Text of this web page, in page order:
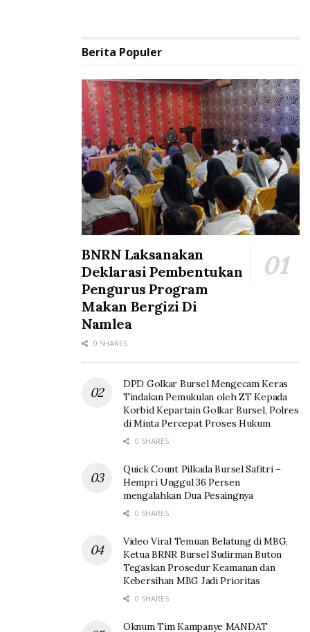
Berita Populer
BNRN Laksanakan
Deklarasi Pembentukan
Pengurus Program
Makan Bergizi Di
Namlea
0 SHARES
DPD Golkar Bursel Mengecam Keras
Tindakan Pemukulan oleh ZT Kepada
Korbid Kepartain Golkar Bursel, Polres
di Minta Percepat Proses Hukum
0 SHARES
Quick Count Pilkada Bursel Safitri –
Hempri Unggul 36 Persen
mengalahkan Dua Pesaingnya
0 SHARES
Video Viral Temuan Belatung di MBG,
Ketua BRNR Bursel Sudirman Buton
Tegaskan Prosedur Keamanan dan
Kebersihan MBG Jadi Prioritas
0 SHARES
Oknum Tim Kampanye MANDAT